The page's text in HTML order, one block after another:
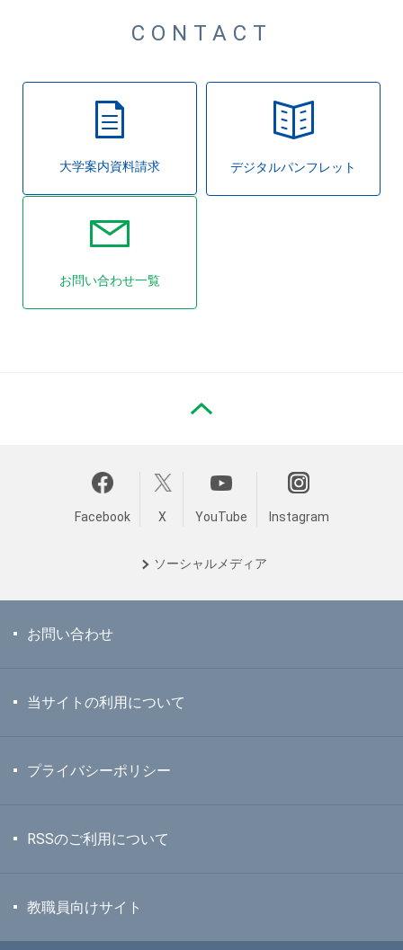
CONTACT
大学案内資料請求 デジタルパンフレット
お問い合わせ一覧
Facebook X YouTube Instagram
ソーシャル メディア
お問い合わせ
当サイトの利用について
プライバシーポリシー
RSSのご利用について
教職員向けサイト